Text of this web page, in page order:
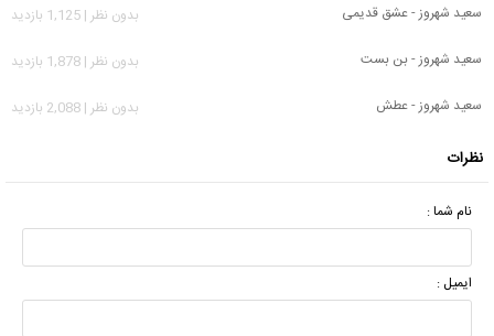
سعید شهروز - عشق قدیمی
بدون نظر | 1,125 بازدید
سعید شهروز - بن بست
بدون نظر | 1,878 بازدید
سعید شهروز - عطش
بدون نظر | 2,088 بازدید
نظرات
نام شما :
ایمیل :